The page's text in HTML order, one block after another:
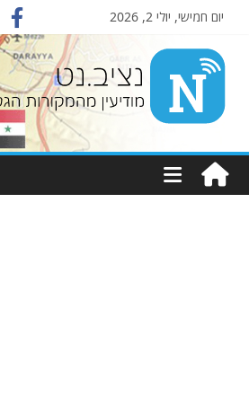
יום חמישי, יולי 2, 2026
Nziv.net
מודיעין
מהמקורות